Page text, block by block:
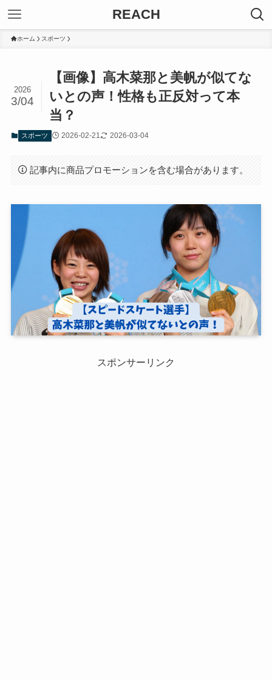
REACH
ホーム スポーツ
【画像】高木菜那と美帆が似てな
いとの声！性格も正反対って本
当？
2026
3/04
スポーツ 2026-02-21 2026-03-04
記事内に商品プロモーションを含む場合があります。
スポンサーリンク